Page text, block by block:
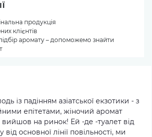
із падінням азіатської екзотики - з
епітетами, жіночий аромат
на ринок! Ей -де -туалет від
основної лінії повільності, ми
продукція
клієнтів
аромату – допоможемо знайти